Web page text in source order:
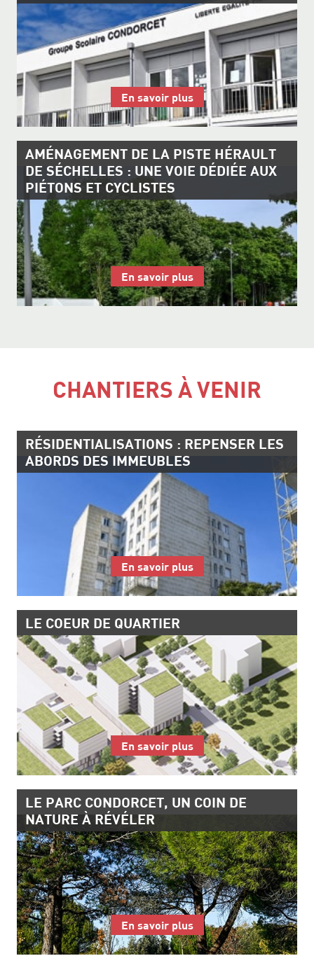
En savoir plus
AMÉNAGEMENT DE LA PISTE HÉRAULT
DE SÉCHELLES : UNE VOIE DÉDIÉE AUX
PIÉTONS ET CYCLISTES
En savoir plus
CHANTIERS À VENIR
RÉSIDENTIALISATIONS : REPENSER LES
ABORDS DES IMMEUBLES
En savoir plus
LE COEUR DE QUARTIER
En savoir plus
LE PARC CONDORCET, UN COIN DE
NATURE À RÉVÉLER
En savoir plus